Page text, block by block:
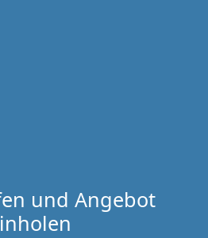
und Angebot